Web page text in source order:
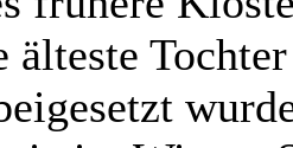
älteste